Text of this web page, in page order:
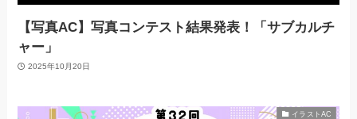
【写真AC】写真コンテスト結果発表！「サブカルチ
ャー」
2025年10月20日
イラストAC